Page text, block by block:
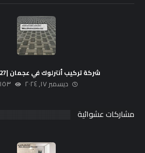
شركة تركيب أنترلوك في عجمان |0521606327
ديسمبر ١٧, ٢٠٢٤ ١٥٣
مشاركات عشوائية